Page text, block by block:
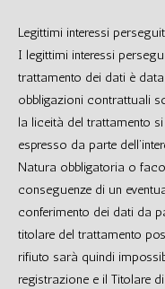
Legittimi interessi
I legittimi interessi
trattamento dei dati è
obbligazioni contrattuali
la liceità del trattamento
espresso da parte
Natura obbligatoria o
conseguenze di un
conferimento dei dati da
titolare del trattamento
rifiuto sarà quindi
registrazione e il Titolare